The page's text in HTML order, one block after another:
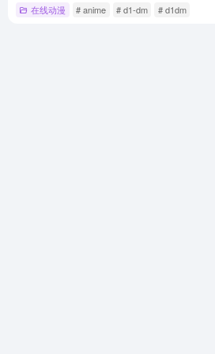
在线动漫 # anime # d1-dm # d1dm